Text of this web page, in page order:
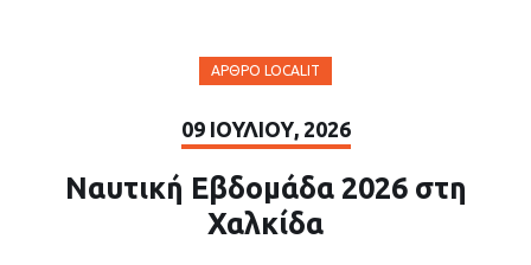
ΆΡΘΡΟ LOCALIT
09 ΙΟΥΛΊΟΥ, 2026
Ναυτική Εβδομάδα 2026 στη
Χαλκίδα